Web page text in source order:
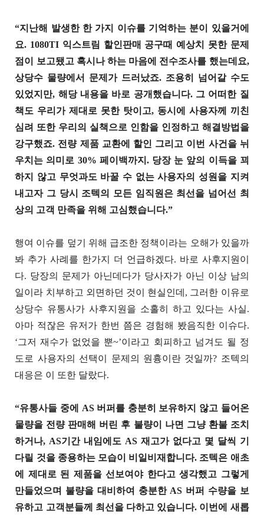
“지난해 발생한 한 가지 이슈를 기억하는 분이 있을거에
요. 1080TI 익스트림 할인판매 공구때 예상치 못한 문제
점이 보고됐고 혹시나 하는 마음에 전수조사를 했는데요,
상당수 물량에서 문제가 드러났죠. 조용히 넘어갈 수도
있었지만, 해당 내용을 바로 공개했습니다. 그 어떠한 질
책도 우리가 제대로 못한 탓이고, 동시에 사용자께 끼친
심려 또한 우리의 실책으로 인함을 인정하고 해결방법을
강구했죠. 전량 제품 교환에 할인 그리고 이번 사건을 뉘
우치는 의미로 30% 페이백까지. 당장 눈 앞의 이득을 꾀
하지 않고 무엇과도 바꿀 수 없는 사용자의 성원을 지켜
내고자 그 당시 조텍의 모든 임직원은 최선을 넘어선 최
상의 고객 만족을 위해 고심했습니다.”
행여 이슈를 덮기 위해 급조한 정책이라는 오해가 있을까
봐 추가 사례를 한가지 더 언급하겠다. 바로 사후지원이
다. 당장의 문제가 아닌데다가 당사자가 아닌 이상 남의
일이라 치부하고 외면하던 것이 현실인데, 그러한 이유로
상당수 유통사가 사후지원을 소홀히 하고 있다는 사실.
아마 적잖은 유저가 한번 쯤은 경험해 봤음직한 이슈다.
‘그저 재수가 없었을 뿐~’이라고 회피하고 넘겨도 될 정
도로 사용자의 선택이 문제의 원흉이란 것일까? 조텍의
대응은 이 또한 달랐다.
“유통사들 중에 AS 버퍼를 충분히 보유하지 않고 들어온
물량을 전량 판매해 버린 후 불량이 나면 그냥 환불 조치
하거나, AS기간 내임에도 AS 재고가 없다고 몇 달씩 기
다릴 것을 종용하는 모습이 비일비재합니다. 조텍은 애초
에 제대로 된 제품을 선보여야 한다고 생각했고 그렇게
만들었으며 불량을 대비하여 충분한 AS 버퍼 수량을 보
유하고 고객분들께 최선을 다하고 있습니다. 이번에 새롭